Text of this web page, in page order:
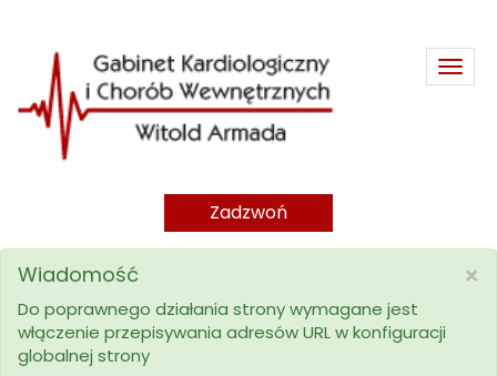
Zadzwoń
×
Wiadomość
Do poprawnego działania strony wymagane jest
włączenie przepisywania adresów URL w konfiguracji
globalnej strony